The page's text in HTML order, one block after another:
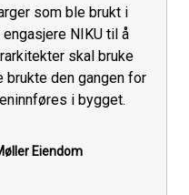
som ble brukt i
NIKU til å
skal bruke
brukte den gangen for
i bygget.
Eiendom